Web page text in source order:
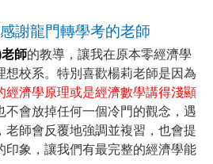
謝龍門轉學考的老師
師的教導，讓我在原本零經濟學
想校系。特別喜歡楊莉老師是因為
經濟學原理或是經濟數學講得淺顯
不會放掉任何一個冷門的觀念，遇
老師會反覆地強調並複習，也會提
印象，讓我們有最完整的經濟學能